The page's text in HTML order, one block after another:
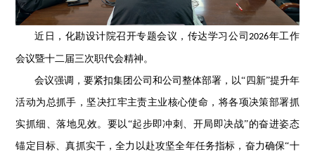
近日，化勘设计院召开专题会议，传达学习公司 2026年工作
会议暨十二届三次职代会精神。
会议强调，要紧扣集团公司和公司整体部署，以“四新”提升年
活动为总抓手，坚决扛牢主责主业核心使命，将各项决策部署抓
实抓细、落地见效。要以“起步即冲刺、开局即决战”的奋进姿态
锚定目标、真抓实干，全力以赴攻坚全年任务指标，奋力确保“十